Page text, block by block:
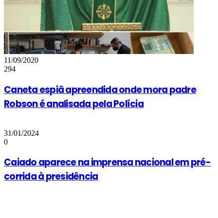
11/09/2020
294
Caneta espiã apreendida onde mora padre
Robson é analisada pela Polícia
31/01/2024
0
Caiado aparece na imprensa nacional em pré-
corrida à presidência